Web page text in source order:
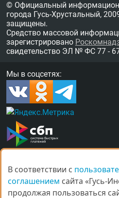
© Официальный
города Гусь-Хрустальный,
защищены.
Средство массовой
зарегистрировано
свидетельство ЭЛ № ФС 77 -
Мы в соцсетях:
О насНаградыПравила
Рекламные услуги в Гусь-
В соответствии с
соглашением сайта «Гусь-
продолжая пользоваться
В соответствии с
соглашением сайта «Гусь-
продолжая пользоваться